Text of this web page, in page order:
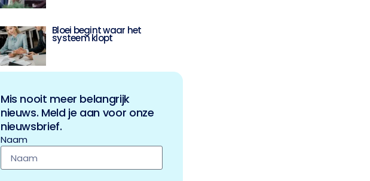
Bloei begint waar het
systeem klopt
Mis nooit meer belangrijk
nieuws. Meld je aan voor onze
nieuwsbrief.
Naam